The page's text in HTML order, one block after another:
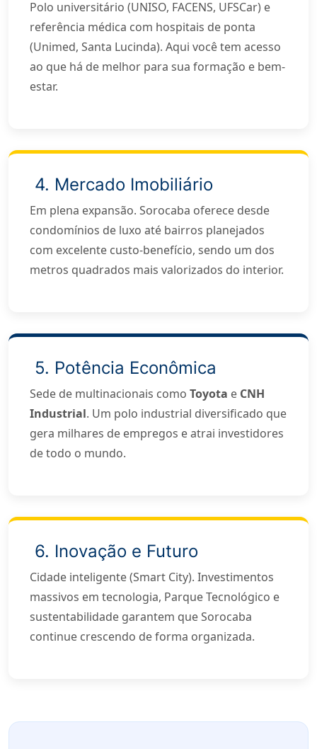
Polo universitário (UNISO, FACENS, UFSCar) e
referência médica com hospitais de ponta
(Unimed, Santa Lucinda). Aqui você tem acesso
ao que há de melhor para sua formação e bem-
estar.
4. Mercado Imobiliário
Em plena expansão. Sorocaba oferece desde
condomínios de luxo até bairros planejados
com excelente custo-benefício, sendo um dos
metros quadrados mais valorizados do interior.
5. Potência Econômica
Sede de multinacionais como Toyota e CNH
Industrial. Um polo industrial diversificado que
gera milhares de empregos e atrai investidores
de todo o mundo.
6. Inovação e Futuro
Cidade inteligente (Smart City). Investimentos
massivos em tecnologia, Parque Tecnológico e
sustentabilidade garantem que Sorocaba
continue crescendo de forma organizada.